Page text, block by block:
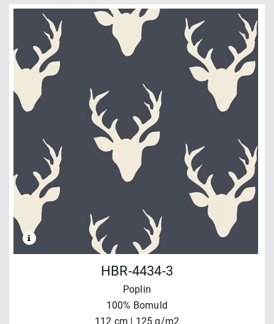
HBR-4434-3
Poplin
100% Bomuld
112 cm | 125 g/m2